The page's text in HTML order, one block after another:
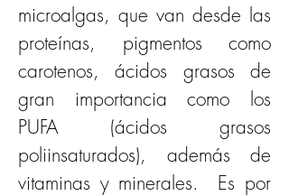
microalgas, que van desde las
proteínas, pigmentos como
carotenos, ácidos grasos de
gran importancia como los
PUFA (ácidos grasos
poliinsaturados), además de
vitaminas y minerales.  Es por